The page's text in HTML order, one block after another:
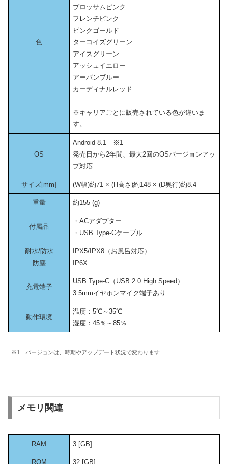
色
ブロッサムピンク
フレンチピンク
ピンクゴールド
ターコイズグリーン
アイスグリーン
アッシュイエロー
アーバンブルー
カーディナルレッド
※キャリアごとに販売されている色が違いま
す。
OS
Android 8.1 ※1
発売日から2年間、最大2回のOSバージョンアッ
プ対応
サイズ[mm] (W幅)約71 × (H高さ)約148 × (D奥行)約8.4
重量 約155 (g)
付属品
・ACアダプター
・USB Type-Cケーブル
耐水/防水
防塵
IPX5/IPX8（お風呂対応）
IP6X
充電端子
USB Type-C（USB 2.0 High Speed）
3.5mmイヤホンマイク端子あり
動作環境
温度：5℃～35℃
湿度：45％～85％
※1 バージョンは、時期やアップデート状況で変わります
メモリ関連
RAM 3 [GB]
ROM 32 [GB]